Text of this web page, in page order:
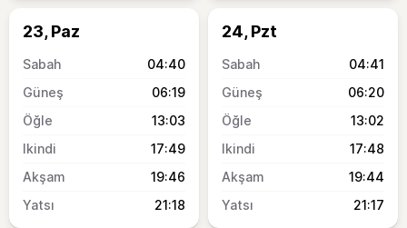
23, Paz
04:40
06:19
13:03
17:49
19:46
21:18
24, Pzt
04:41
06:20
13:02
17:48
19:44
21:17